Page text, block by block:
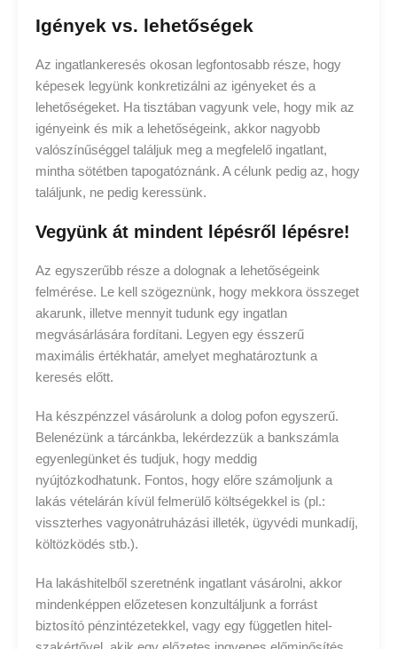
Igények vs. lehetőségek
Az ingatlankeresés okosan legfontosabb része, hogy
képesek legyünk konkretizálni az igényeket és a
lehetőségeket. Ha tisztában vagyunk vele, hogy mik az
igényeink és mik a lehetőségeink, akkor nagyobb
valószínűséggel találjuk meg a megfelelő ingatlant,
mintha sötétben tapogatóznánk. A célunk pedig az, hogy
találjunk, ne pedig keressünk.
Vegyünk át mindent lépésről lépésre!
Az egyszerűbb része a dolognak a lehetőségeink
felmérése. Le kell szögeznünk, hogy mekkora összeget
akarunk, illetve mennyit tudunk egy ingatlan
megvásárlására fordítani. Legyen egy ésszerű
maximális értékhatár, amelyet meghatároztunk a
keresés előtt.
Ha készpénzzel vásárolunk a dolog pofon egyszerű.
Belenézünk a tárcánkba, lekérdezzük a bankszámla
egyenlegünket és tudjuk, hogy meddig
nyújtózkodhatunk. Fontos, hogy előre számoljunk a
lakás vételárán kívül felmerülő költségekkel is (pl.:
visszterhes vagyonátruházási illeték, ügyvédi munkadíj,
költözködés stb.).
Ha lakáshitelből szeretnénk ingatlant vásárolni, akkor
mindenképpen előzetesen konzultáljunk a forrást
biztosító pénzintézetekkel, vagy egy független hitel-